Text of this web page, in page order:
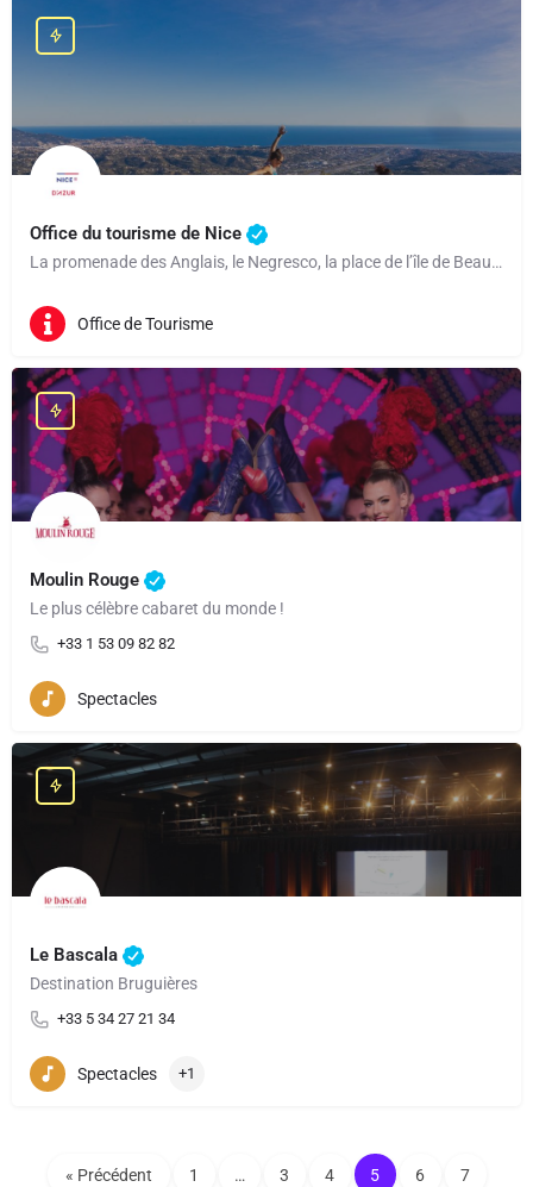
Office du tourisme de Nice
La promenade des Anglais, le Negresco, la place de l’île de Beauté… Nice, cité balnéaire classée au…
Office de Tourisme
Moulin Rouge
Le plus célèbre cabaret du monde !
+33 1 53 09 82 82
Spectacles
Le Bascala
Destination Bruguières
+33 5 34 27 21 34
Spectacles +1
« Précédent 1 … 3 4 5 6 7